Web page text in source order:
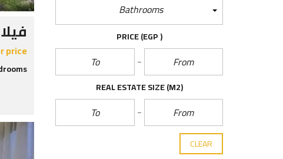
Bathrooms
PRICE(EGP )
REAL ESTATE SIZE(M2)
CLEAR
price